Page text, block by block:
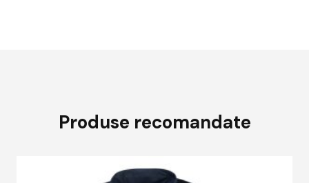
Produse recomandate